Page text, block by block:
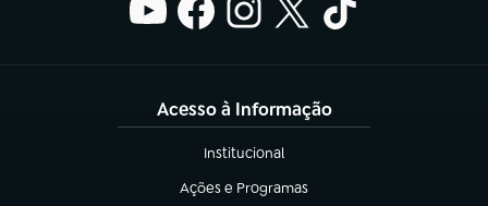
Acesso à Informação
Institucional
(abre em nova aba)
Ações e Programas
(abre em nova aba)